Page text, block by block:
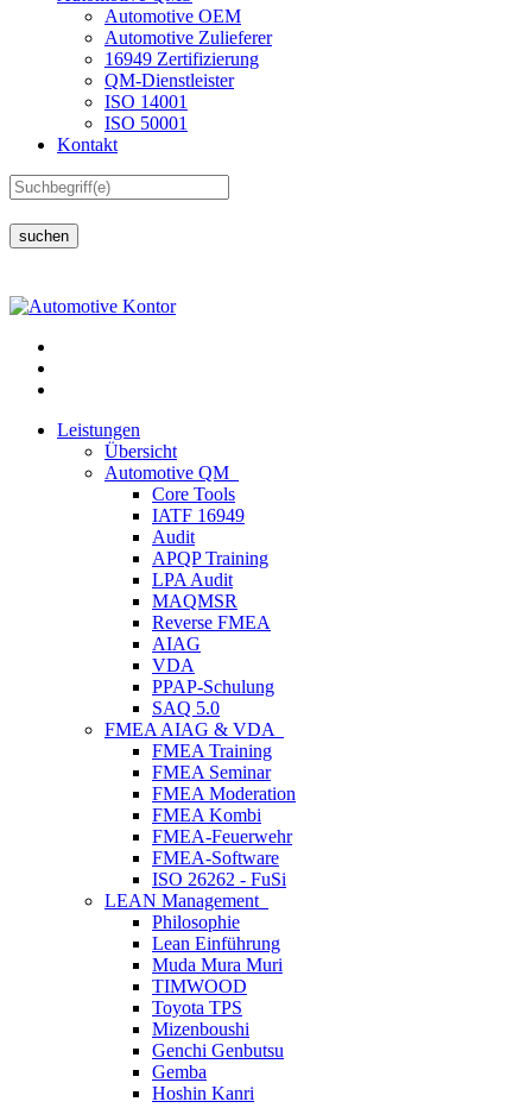
Automotive OEM
Automotive Zulieferer
16949 Zertifizierung
QM-Dienstleister
ISO 14001
ISO 50001
Kontakt
suchen
Leistungen
Übersicht
Automotive QM
Core Tools
IATF 16949
Audit
APQP Training
LPA Audit
MAQMSR
Reverse FMEA
AIAG
VDA
PPAP-Schulung
SAQ 5.0
FMEA AIAG & VDA
FMEA Training
FMEA Seminar
FMEA Moderation
FMEA Kombi
FMEA-Feuerwehr
FMEA-Software
ISO 26262 - FuSi
LEAN Management
Philosophie
Lean Einführung
Muda Mura Muri
TIMWOOD
Toyota TPS
Mizenboushi
Genchi Genbutsu
Gemba
Hoshin Kanri